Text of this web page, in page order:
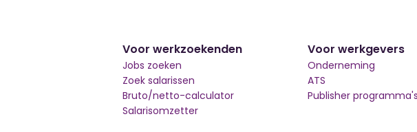
Voor werkzoekenden
Jobs zoeken
Zoek salarissen
Bruto/netto-calculator
Salarisomzetter
Voor werkgevers
Onderneming
ATS
Publisher programma's